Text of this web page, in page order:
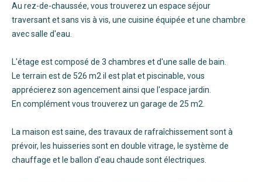
Au rez-de-chaussée, vous trouverez un espace séjour
traversant et sans vis à vis, une cuisine équipée et une chambre
avec salle d'eau.
L'étage est composé de 3 chambres et d'une salle de bain.
Le terrain est de 526 m2 il est plat et piscinable, vous
apprécierez son agencement ainsi que l'espace jardin.
En complément vous trouverez un garage de 25 m2.
La maison est saine, des travaux de rafraîchissement sont à
prévoir, les huisseries sont en double vitrage, le système de
chauffage et le ballon d'eau chaude sont électriques.